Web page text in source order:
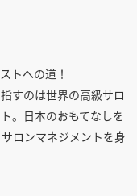
トへの道！
すのは世界の高級サロ
。日本のおもてなしを
ロンマネジメントを身